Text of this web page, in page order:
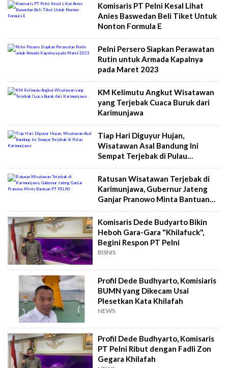
Komisaris PT Pelni Kesal Lihat
Anies Baswedan Beli Tiket Untuk
Nonton Formula E
Pelni Persero Siapkan Perawatan
Rutin untuk Armada Kapalnya
pada Maret 2023
KM Kelimutu Angkut Wisatawan
yang Terjebak Cuaca Buruk dari
Karimunjawa
Tiap Hari Diguyur Hujan,
Wisatawan Asal Bandung Ini
Sempat Terjebak di Pulau
Karimunjawa
Ratusan Wisatawan Terjebak di
Karimunjawa, Gubernur Jateng
Ganjar Pranowo Minta Bantuan
PT PELNI
Komisaris Dede Budyarto Bikin
Heboh Gara-Gara "Khilafuck",
Begini Respon PT Pelni
BISNIS
Profil Dede Budhyarto, Komisiaris
BUMN yang Dikecam Usai
Plesetkan Kata Khilafah
NEWS
Profil Dede Budhyarto, Komisaris
PT Pelni Ribut dengan Fadli Zon
Gegara Khilafah